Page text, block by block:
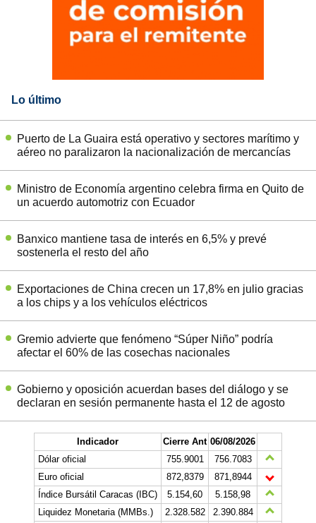
Lo último
Puerto de La Guaira está operativo y sectores marítimo y
aéreo no paralizaron la nacionalización de mercancías
Ministro de Economía argentino celebra firma en Quito de
un acuerdo automotriz con Ecuador
Banxico mantiene tasa de interés en 6,5% y prevé
sostenerla el resto del año
Exportaciones de China crecen un 17,8% en julio gracias
a los chips y a los vehículos eléctricos
Gremio advierte que fenómeno “Súper Niño” podría
afectar el 60% de las cosechas nacionales
Gobierno y oposición acuerdan bases del diálogo y se
declaran en sesión permanente hasta el 12 de agosto
Indicador Cierre Ant 06/08/2026
Dólar oficial
755.9001
756.7083
Euro oficial
872,8379
871,8944
Índice Bursátil Caracas (IBC)
5.154,60
5.158,98
Liquidez Monetaria (MMBs.)
2.328.582
2.390.884